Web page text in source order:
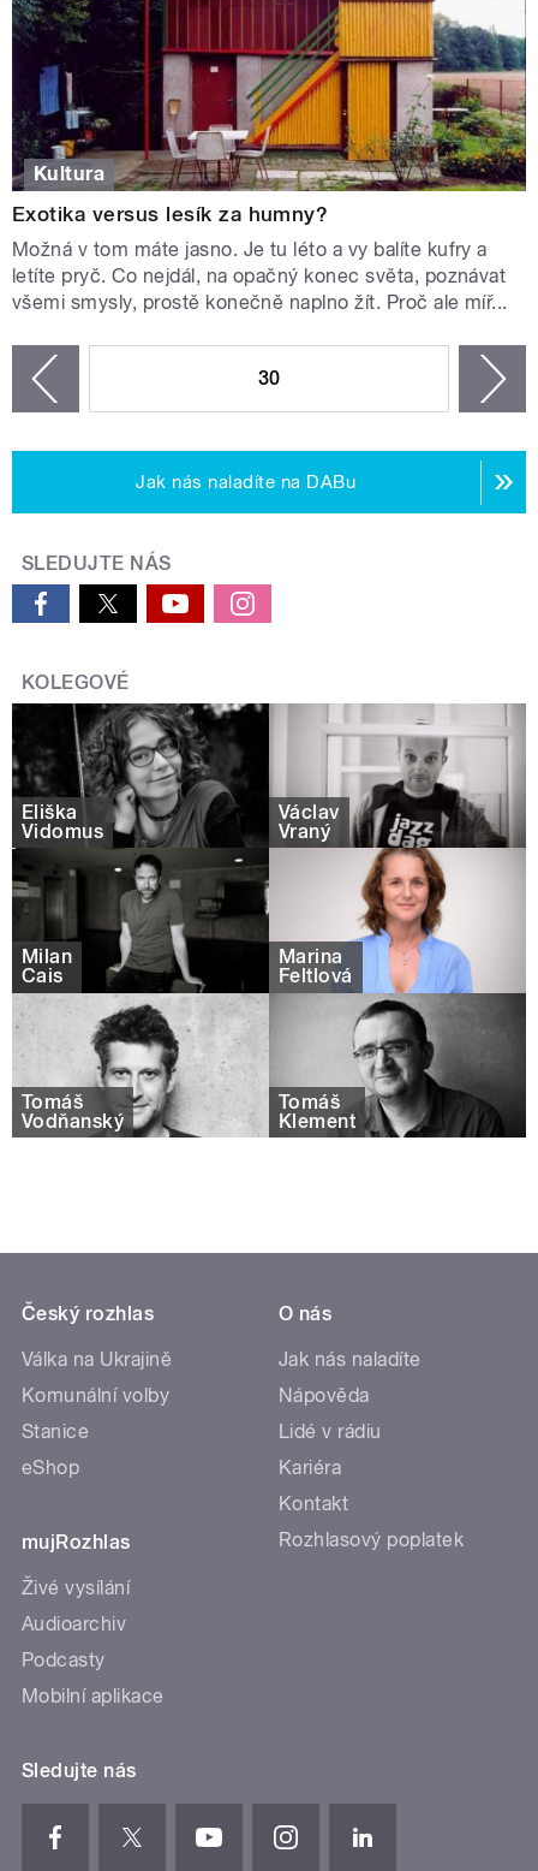
Kultura
Exotika versus lesík za humny?
Možná v tom máte jasno. Je tu léto a vy balíte kufry a
letíte pryč. Co nejdál, na opačný konec světa, poznávat
všemi smysly, prostě konečně naplno žít. Proč ale míř...
30
Jak nás naladíte na DABu
SLEDUJTE NÁS
KOLEGOVÉ
Eliška
Vidomus
Václav
Vraný
Milan
Cais
Marina
Feltlová
Tomáš
Vodňanský
Tomáš
Klement
Český rozhlas
Válka na Ukrajině
Komunální volby
Stanice
eShop
mujRozhlas
Živé vysílání
Audioarchiv
Podcasty
Mobilní aplikace
O nás
Jak nás naladíte
Nápověda
Lidé v rádiu
Kariéra
Kontakt
Rozhlasový poplatek
Sledujte nás